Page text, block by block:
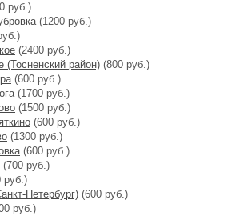
руб.)
(1200 руб.)
(2400 руб.)
(Тосненский район) (800 руб.)
(600 руб.)
(1700 руб.)
(1500 руб.)
(600 руб.)
(1300 руб.)
(600 руб.)
(700 руб.)
руб.)
Петербург) (600 руб.)
руб.)